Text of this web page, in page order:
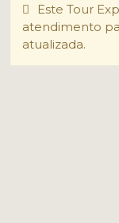
Este Tour
atendimento
atualizada.